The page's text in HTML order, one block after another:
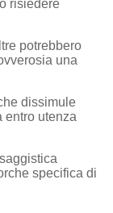
risiedere
potrebbero
una
dissimule
entro utenza
specifica di